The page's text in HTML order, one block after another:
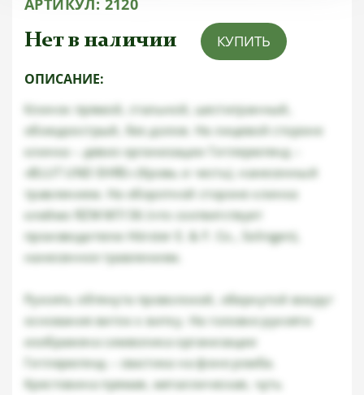
АРТИКУЛ: 2120
Нет в наличии КУПИТЬ
ОПИСАНИЕ:
Клинок прямой, стальной, шестигранный,
обоюдоострый, без долов. На лицевой стороне
клинка – девиз организации Гитлерюгенд –
«BLUT UND EHRE» (Кровь и честь), нанесенный
травлением. На оборотной стороне клинка
клеймо RZM M7/36 (что соответствует
производителю Hörster E. & F. Co., Solingen),
нанесенное травлением.
Рукоять обтянута проволокой, обернутой вокруг
основания виток к витку. На головке рукояти
изображена символика организации
Гитлерюгенд – свастика на фоне ромба.
Крестовина прямая, металлическая, чуть